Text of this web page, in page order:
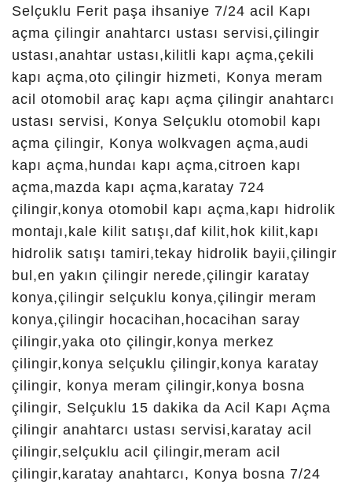
Karakulak Çilingir,
Katrancı Çilingir, Kayacık
Araplar Çilingir, Keçeciler
Çilingir, Kerimdede
Çilingir, Keykubat Çilingir,
Kızören Çilingir,
Köprübaşı Çilingir, Köseali
Çilingir, Kumköprü
Çilingir, Kuzgunkavak
Çilingir, Mengene Çilingir,
Nakipoğlu Çilingir, Obruk
Çilingir, Orhangazi
Çilingir, Ortakonak
Çilingir, Ovakavağı
Çilingir, Sakyatan Çilingir,
Saraçoğlu Çilingir,
Sarıyakup Çilingir, Selim
Sultan Çilingir, Sürüç